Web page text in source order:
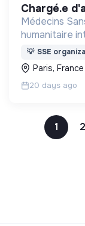
chargé.e
Médecins
humanitaire
médicale à
menacée.
💡 SSE
Paris, France
20 days ago
1 2